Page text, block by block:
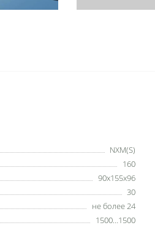
NXM(S)
160
90x155x96
30
не более 24
1500…1500